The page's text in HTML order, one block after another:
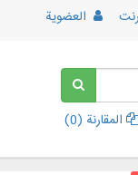
العضوية
المقارنة (0
)